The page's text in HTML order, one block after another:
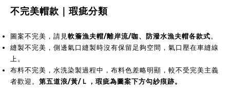
不完美帽款｜瑕疵分類
圖案不完美，請見 軟簷漁夫帽/離岸流/咖、防潑水漁夫帽各款式。
縫製不完美，側邊氣口縫製時沒有保留足夠空間，氣口壓在車縫線
上。
布料不完美，水洗染製過程中，布料色差略明顯，較不受完美主義
者歡迎。 第五道浪/黃/Ｌ，瑕疵為圖案下方勾紗痕跡。